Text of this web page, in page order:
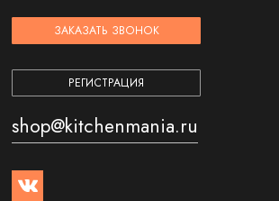
ЗАКАЗАТЬ ЗВОНОК
РЕГИСТРАЦИЯ
shop@kitchenmania.ru